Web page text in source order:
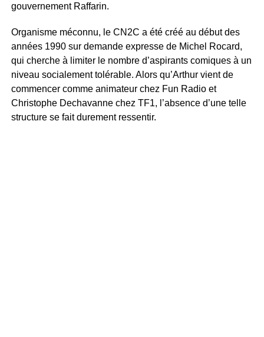
gouvernement Raffarin.
Organisme méconnu, le CN2C a été créé au début des
années 1990 sur demande expresse de Michel Rocard,
qui cherche à limiter le nombre d’aspirants comiques à un
niveau socialement tolérable. Alors qu’Arthur vient de
commencer comme animateur chez Fun Radio et
Christophe Dechavanne chez TF1, l’absence d’une telle
structure se fait durement ressentir.